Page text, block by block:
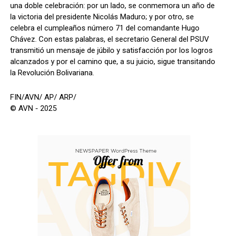
una doble celebración: por un lado, se conmemora un año de
la victoria del presidente Nicolás Maduro; y por otro, se
celebra el cumpleaños número 71 del comandante Hugo
Chávez. Con estas palabras, el secretario General del PSUV
transmitió un mensaje de júbilo y satisfacción por los logros
alcanzados y por el camino que, a su juicio, sigue transitando
la Revolución Bolivariana.
FIN/AVN/ AP/ ARP/
© AVN - 2025